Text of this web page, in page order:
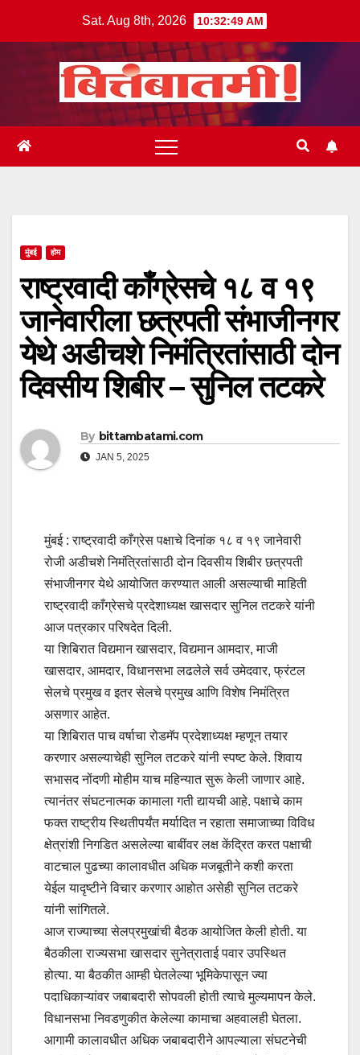
Sat. Aug 8th, 2026 10:32:49 AM
मुंबई होम
राष्ट्रवादी काँग्रेसचे १८ व १९
जानेवारीला छत्रपती संभाजीनगर
येथे अडीचशे निमंत्रितांसाठी दोन
दिवसीय शिबीर – सुनिल तटकरे
By bittambatami.com
JAN 5, 2025
मुंबई : राष्ट्रवादी काँग्रेस पक्षाचे दिनांक १८ व १९ जानेवारी
रोजी अडीचशे निमंत्रितांसाठी दोन दिवसीय शिबीर छत्रपती
संभाजीनगर येथे आयोजित करण्यात आली असल्याची माहिती
राष्ट्रवादी काँग्रेसचे प्रदेशाध्यक्ष खासदार सुनिल तटकरे यांनी
आज पत्रकार परिषदेत दिली.
या शिबिरात विद्यमान खासदार, विद्यमान आमदार, माजी
खासदार, आमदार, विधानसभा लढलेले सर्व उमेदवार, फ्रंटल
सेलचे प्रमुख व इतर सेलचे प्रमुख आणि विशेष निमंत्रित
असणार आहेत.
या शिबिरात पाच वर्षाचा रोडमॅप प्रदेशाध्यक्ष म्हणून तयार
करणार असल्याचेही सुनिल तटकरे यांनी स्पष्ट केले. शिवाय
सभासद नोंदणी मोहीम याच महिन्यात सुरू केली जाणार आहे.
त्यानंतर संघटनात्मक कामाला गती द्यायची आहे. पक्षाचे काम
फक्त राष्ट्रीय स्थितीपर्यंत मर्यादित न रहाता समाजाच्या विविध
क्षेत्रांशी निगडित असलेल्या बाबींवर लक्ष केंद्रित करत पक्षाची
वाटचाल पुढच्या कालावधीत अधिक मजबूतीने कशी करता
येईल यादृष्टीने विचार करणार आहोत असेही सुनिल तटकरे
यांनी सांगितले.
आज राज्याच्या सेलप्रमुखांची बैठक आयोजित केली होती. या
बैठकीला राज्यसभा खासदार सुनेत्राताई पवार उपस्थित
होत्या. या बैठकीत आम्ही घेतलेल्या भूमिकेपासून ज्या
पदाधिकाऱ्यांवर जबाबदारी सोपवली होती त्याचे मुल्यमापन केले.
विधानसभा निवडणुकीत केलेल्या कामाचा अहवालही घेतला.
आगामी कालावधीत अधिक जबाबदारीने आपल्याला संघटनेची